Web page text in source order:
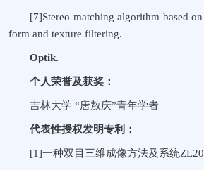
[7]Stereo matching algorithm based
form and texture filtering.
Optik.
个人荣誉及获奖：
吉林大学 “唐敖庆”青年学者
代表性授权发明专利：
[1]一种双目三维成像方法及系统